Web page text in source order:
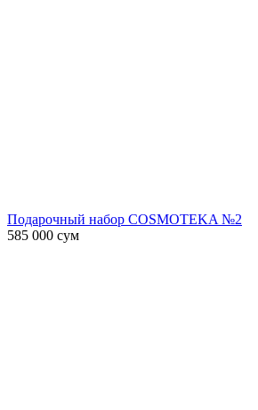
Подарочный набор COSMOTEKA №2
585 000 сум